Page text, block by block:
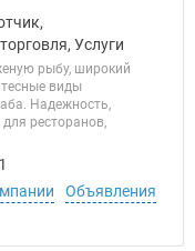
Услуги
рыбу, широкий
виды
Надежность,
ресторанов,
Объявления